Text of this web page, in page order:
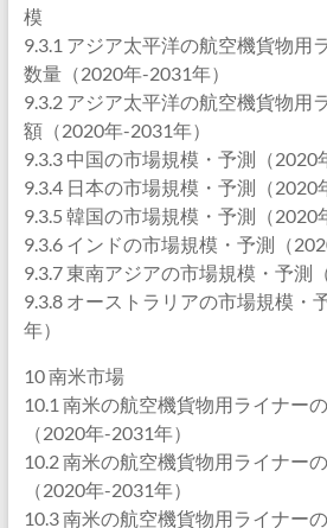
模
9.3.1 アジア太平洋の航空機貨物用
数量（2020年-2031年）
9.3.2 アジア太平洋の航空機貨物用
額（2020年-2031年）
9.3.3 中国の市場規模・予測（2020
9.3.4 日本の市場規模・予測（2020
9.3.5 韓国の市場規模・予測（2020
9.3.6 インドの市場規模・予測（
9.3.7 東南アジアの市場規模・予測
9.3.8 オーストラリアの市場規模・
年）
10 南米市場
10.1 南米の航空機貨物用ライナー
（2020年-2031年）
10.2 南米の航空機貨物用ライナー
（2020年-2031年）
10.3 南米の航空機貨物用ライナー